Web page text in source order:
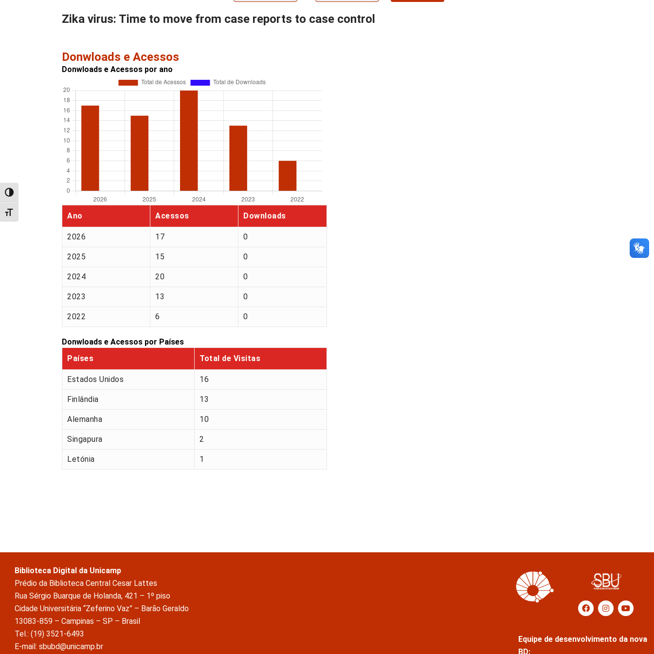
Alternar alto contraste
Alternar tamanho da fonte
Zika virus: Time to move from case reports to case control
Donwloads e Acessos
Donwloads e Acessos por ano
Ano Acessos Downloads
2026 17 0
2025 15 0
2024 20 0
2023 13 0
2022 6 0
Donwloads e Acessos por Países
Países
Total de Visitas
Estados Unidos 16
Finlândia 13
Alemanha 10
Singapura 2
Letónia 1
Biblioteca Digital da Unicamp
Prédio da Biblioteca Central Cesar Lattes
Rua Sérgio Buarque de Holanda, 421 – 1º piso
Cidade Universitária “Zeferino Vaz” – Barão Geraldo
13083-859 – Campinas – SP – Brasil
Tel.: (19) 3521-6493
E-mail: sbubd@unicamp.br
Equipe de desenvolvimento da nova
BD: